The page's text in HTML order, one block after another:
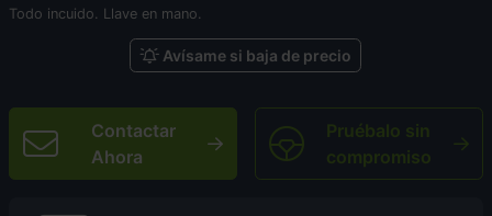
Todo incuido. Llave en mano.
Avísame si baja de precio
Contactar
Ahora
Pruébalo sin
compromiso